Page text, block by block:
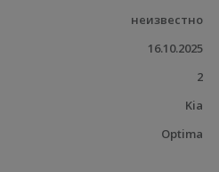
неизвестно
16.10.2025
2
Kia
Optima